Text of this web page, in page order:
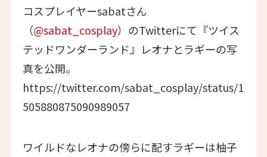
コスプレイヤーsabatさん
（@sabat_cosplay）のTwitterにて『ツイス
テッドワンダーランド』レオナとラギーの写
真を公開。
https://twitter.com/sabat_cosplay/status/1
505880875090989057
ワイルドなレオナの傍らに配すラギーは柚子